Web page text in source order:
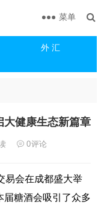
外 汇
菜单
大健康生态新篇章
0评论
易会在成都盛大举
届糖酒会吸引了众多